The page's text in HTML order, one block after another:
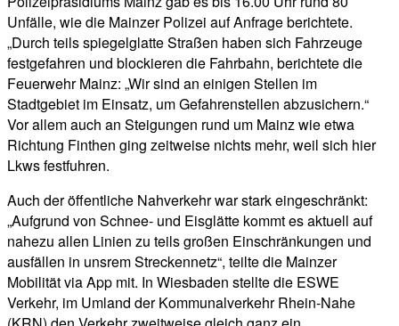
Unfälle, wie die Mainzer Polizei auf Anfrage berichtete.
„Durch teils spiegelglatte Straßen haben sich Fahrzeuge
festgefahren und blockieren die Fahrbahn, berichtete die
Feuerwehr Mainz: „Wir sind an einigen Stellen im
Stadtgebiet im Einsatz, um Gefahrenstellen abzusichern.“
Vor allem auch an Steigungen rund um Mainz wie etwa
Richtung Finthen ging zeitweise nichts mehr, weil sich hier
Lkws festfuhren.
Auch der öffentliche Nahverkehr war stark eingeschränkt:
„Aufgrund von Schnee- und Eisglätte kommt es aktuell auf
nahezu allen Linien zu teils großen Einschränkungen und
ausfällen in unsrem Streckennetz“, teilte die Mainzer
Mobilität via App mit. In Wiesbaden stellte die ESWE
Verkehr, im Umland der Kommunalverkehr Rhein-Nahe